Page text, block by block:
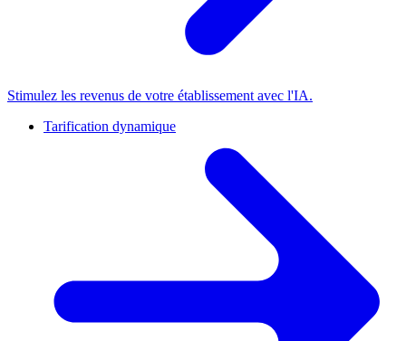
Stimulez les revenus de votre établissement avec l'IA.
Tarification dynamique